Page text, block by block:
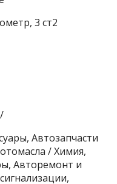
3 ст2
Автозапчасти
/ Химия,
Авторемонт и